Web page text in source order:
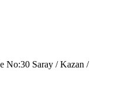
No:30 Saray / Kazan /